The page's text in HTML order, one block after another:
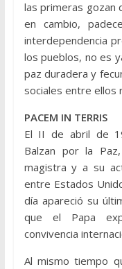
las primeras gozan
en cambio,
interdependencia
los pueblos, no es
paz du­radera y
sociales entre ellos
PACEM IN TERRIS
El II de abril de
Balzan por la
magistra y a su
entre Estados
día apareció su
que el Papa
convivencia
Al mismo tiempo